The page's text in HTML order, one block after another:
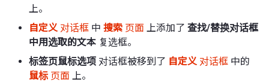
上。
自定义 对话框 中 搜索 页面 上添加了 查找/替换对话框
中用选取的文本 复选框。
标签页鼠标选项 对话框被移到了 自定义 对话框 中的
鼠标 页面 上。